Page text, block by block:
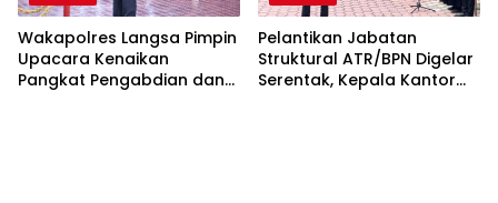
Wakapolres Langsa Pimpin
Upacara Kenaikan
Pangkat Pengabdian dan
Pelantikan Jabatan
Struktural ATR/BPN Digelar
Serentak, Kepala Kantor